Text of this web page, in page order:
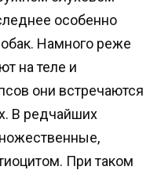
особенно
Намного реже
на теле и
они встречаются
В редчайших
При таком